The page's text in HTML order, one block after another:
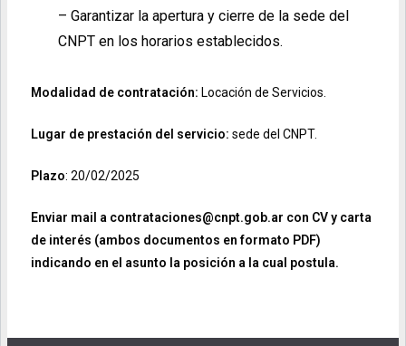
– Garantizar la apertura y cierre de la sede del
CNPT en los horarios establecidos.
Modalidad de contratación: Locación de Servicios.
Lugar de prestación del servicio: sede del CNPT.
Plazo: 20/02/2025
Enviar mail a contrataciones@cnpt.gob.ar con CV y carta
de interés (ambos documentos en formato PDF)
indicando en el asunto la posición a la cual postula.